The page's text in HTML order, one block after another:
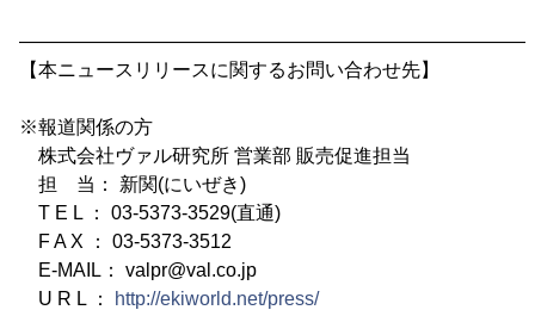
【本ニュースリリースに関するお問い合わせ先】
※報道関係の方
株式会社ヴァル研究所 営業部 販売促進担当
担 当： 新関(にいぜき)
T E L ： 03-5373-3529(直通)
F A X ： 03-5373-3512
E-MAIL： valpr@val.co.jp
U R L ：
http://ekiworld.net/press/